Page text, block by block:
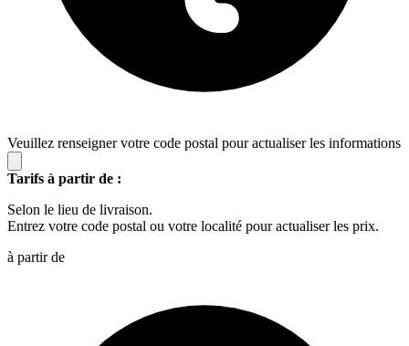
Veuillez renseigner votre code postal pour actualiser les informations
Tarifs à partir de :
Selon le lieu de livraison.
Entrez votre code postal ou votre localité pour actualiser les prix.
à partir de